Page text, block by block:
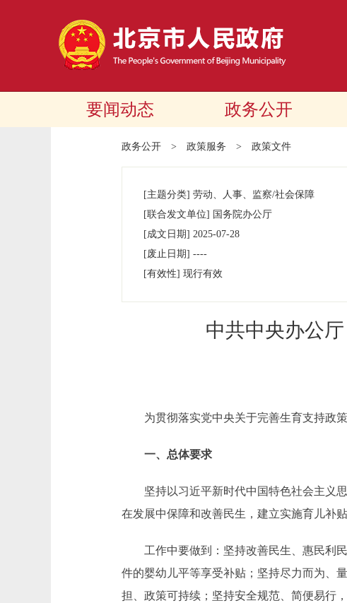
要闻动态 政务公开
政务公开 > 政策服务 > 政策文件
[主题分类] 劳动、人事、监察/社会保障
[联合发文单位] 国务院办公厅
[成文日期] 2025-07-28
[废止日期] ----
[有效性] 现行有效
中共中央办公
为贯彻落实党中央关于完善生育支持政策
一、总体要求
坚持以习近平新时代中国特色社会主义思
在发展中保障和改善民生，建立实施育儿补
工作中要做到：坚持改善民生、惠民利民
件的婴幼儿平等享受补贴；坚持尽力而为、
担、政策可持续；坚持安全规范、简便易行